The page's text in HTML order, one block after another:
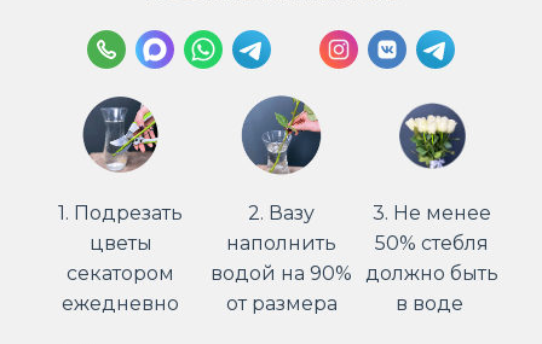
1. Подрезать
цветы
секатором
ежедневно
2. Вазу
наполнить
водой на 90%
от размера
3. Не менее
50% стебля
должно быть
в воде